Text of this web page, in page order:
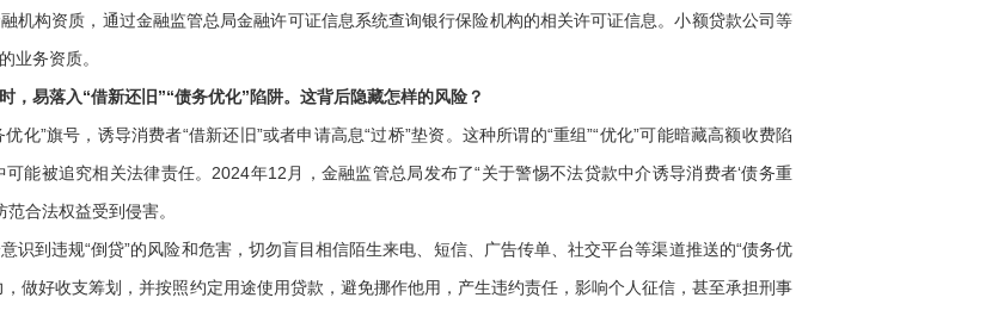
构资质，通过金融监管总局金融许可证信息系统查询银行保险机构的相关许可证信息。小额贷款公司等
业务资质。
易落入“借新还旧”“债务优化”陷阱。这背后隐藏怎样的风险？
”旗号，诱导消费者“借新还旧”或者申请高息“过桥”垫资。这种所谓的“重组”“优化”可能暗藏高额收费陷
能被追究相关法律责任。2024年12月，金融监管总局发布了“关于警惕不法贷款中介诱导消费者‘债务重
合法权益受到侵害。
到违规“倒贷”的风险和危害，切勿盲目相信陌生来电、短信、广告传单、社交平台等渠道推送的“债务优
做好收支筹划，并按照约定用途使用贷款，避免挪作他用，产生违约责任，影响个人征信，甚至承担刑事